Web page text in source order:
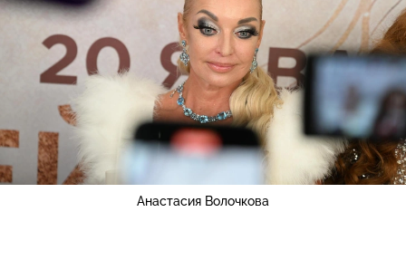
Анастасия Волочкова